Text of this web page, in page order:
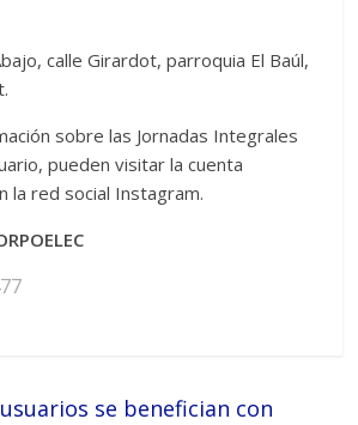
calle Girardot, parroquia El Baúl,
sobre las Jornadas Integrales
pueden visitar la cuenta
la red social Instagram.
se benefician con